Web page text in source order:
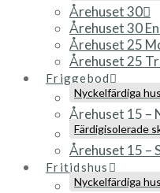
Årehuset 30
Årehuset 30
Årehuset 25
Årehuset 25
Friggebod
Nyckelfärdiga hus
Årehuset 15 –
Färdigisolerade
Årehuset 15 –
Fritidshus
Nyckelfärdiga hus